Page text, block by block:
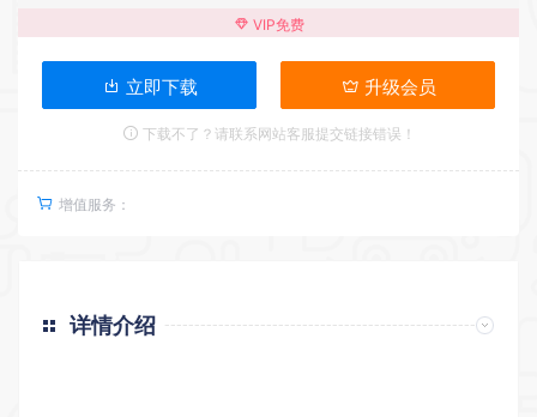
VIP免费
立即下载 升级会员
下载不了？请联系网站客服提交链接错误！
增值服务：
详情介绍